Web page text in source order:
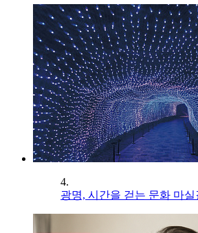
4.
광명, 시간을 걷는 문화 마실